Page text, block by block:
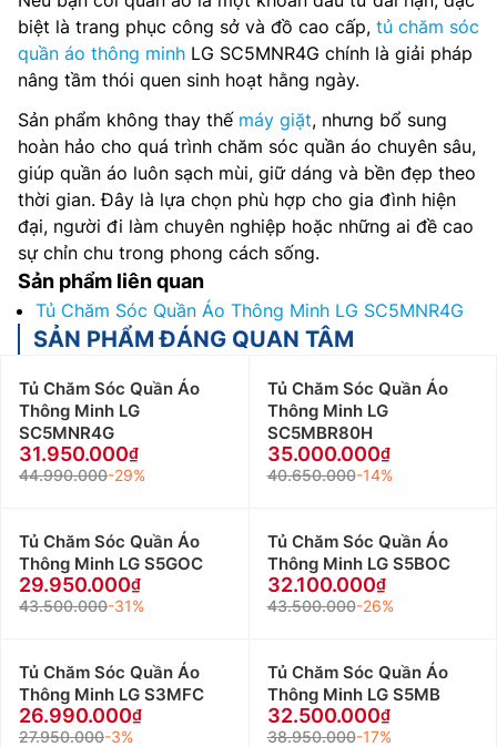
biệt là trang phục công sở và đồ cao cấp, tủ chăm sóc
quần áo thông minh LG SC5MNR4G chính là giải pháp
nâng tầm thói quen sinh hoạt hằng ngày.
Sản phẩm không thay thế máy giặt, nhưng bổ sung
hoàn hảo cho quá trình chăm sóc quần áo chuyên sâu,
giúp quần áo luôn sạch mùi, giữ dáng và bền đẹp theo
thời gian. Đây là lựa chọn phù hợp cho gia đình hiện
đại, người đi làm chuyên nghiệp hoặc những ai đề cao
sự chỉn chu trong phong cách sống.
Sản phẩm liên quan
Tủ Chăm Sóc Quần Áo Thông Minh LG SC5MNR4G
SẢN PHẨM ĐÁNG QUAN TÂM
Tủ Chăm Sóc Quần Áo
Thông Minh LG
SC5MNR4G
31.950.000
44.990.000-29%
Tủ Chăm Sóc Quần Áo
Thông Minh LG
SC5MBR80H
35.000.000
40.650.000-14%
Tủ Chăm Sóc Quần Áo
Thông Minh LG S5GOC
29.950.000
43.500.000-31%
Tủ Chăm Sóc Quần Áo
Thông Minh LG S5BOC
32.100.000
43.500.000-26%
Tủ Chăm Sóc Quần Áo
Thông Minh LG S3MFC
26.990.000
27.950.000-3%
Tủ Chăm Sóc Quần Áo
Thông Minh LG S5MB
32.500.000
38.950.000-17%